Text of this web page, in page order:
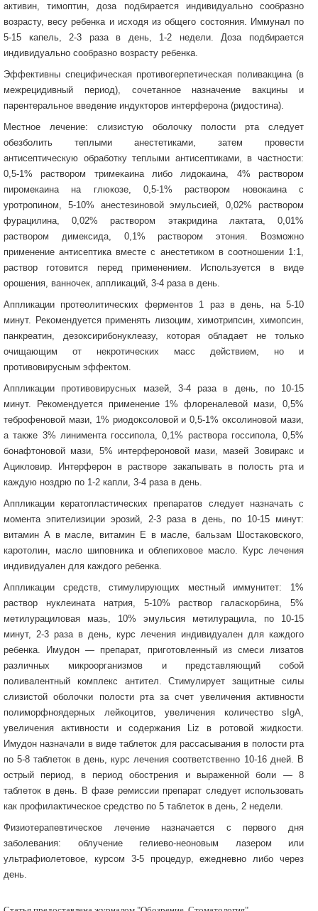
активин, тимоптин, доза подбирается индивидуально сообразно
возрасту, весу ребенка и исходя из общего состояния. Иммунал по
5-15 капель, 2-3 раза в день, 1-2 недели. Доза подбирается
индивидуально сообразно возрасту ребенка.
Эффективны специфическая противогерпетическая поливакцина (в
межрецидивный период), сочетанное назначение вакцины и
парентеральное введение индукторов интерферона (ридостина).
Местное лечение: слизистую оболочку полости рта следует
обезболить теплыми анестетиками, затем провести
антисептическую обработку теплыми антисептиками, в частности:
0,5-1% раствором тримекаина либо лидокаина, 4% раствором
пиромекаина на глюкозе, 0,5-1% раствором новокаина с
уротропином, 5-10% анестезиновой эмульсией, 0,02% раствором
фурацилина, 0,02% раствором этакридина лактата, 0,01%
раствором димексида, 0,1% раствором этония. Возможно
применение антисептика вместе с анестетиком в соотношении 1:1,
раствор готовится перед применением. Используется в виде
орошения, ванночек, аппликаций, 3-4 раза в день.
Аппликации протеолитических ферментов 1 раз в день, на 5-10
минут. Рекомендуется применять лизоцим, химотрипсин, химопсин,
панкреатин, дезоксирибонуклеазу, которая обладает не только
очищающим от некротических масс действием, но и
противовирусным эффектом.
Аппликации противовирусных мазей, 3-4 раза в день, по 10-15
минут. Рекомендуется применение 1% флореналевой мази, 0,5%
теброфеновой мази, 1% риодоксоловой и 0,5-1% оксолиновой мази,
а также 3% линимента госсипола, 0,1% раствора госсипола, 0,5%
бонафтоновой мази, 5% интерфероновой мази, мазей Зовиракс и
Ацикловир. Интерферон в растворе закапывать в полость рта и
каждую ноздрю по 1-2 капли, 3-4 раза в день.
Аппликации кератопластических препаратов следует назначать с
момента эпителизиции эрозий, 2-3 раза в день, по 10-15 минут:
витамин А в масле, витамин Е в масле, бальзам Шостаковского,
каротолин, масло шиповника и облепиховое масло. Курс лечения
индивидуален для каждого ребенка.
Аппликации средств, стимулирующих местный иммунитет: 1%
раствор нуклеината натрия, 5-10% раствор галаскорбина, 5%
метилурациловая мазь, 10% эмульсия метилурацила, по 10-15
минут, 2-3 раза в день, курс лечения индивидуален для каждого
ребенка. Имудон — препарат, приготовленный из смеси лизатов
различных микроорганизмов и представляющий собой
поливалентный комплекс антител. Стимулирует защитные силы
слизистой оболочки полости рта за счет увеличения активности
полиморфноядерных лейкоцитов, увеличения количество sIgA,
увеличения активности и содержания Liz в ротовой жидкости.
Имудон назначали в виде таблеток для рассасывания в полости рта
по 5-8 таблеток в день, курс лечения соответственно 10-16 дней. В
острый период, в период обострения и выраженной боли — 8
таблеток в день. В фазе ремиссии препарат следует использовать
как профилактическое средство по 5 таблеток в день, 2 недели.
Физиотерапевтическое лечение назначается с первого дня
заболевания: облучение гелиево-неоновым лазером или
ультрафиолетовое, курсом 3-5 процедур, ежедневно либо через
день.